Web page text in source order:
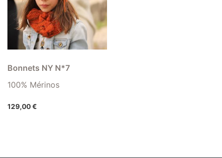
Bonnets NY N*7
100% Mérinos
129,00€